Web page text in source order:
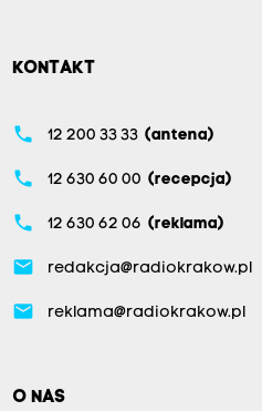
KONTAKT
phone 12 200 33 33 (antena)
phone 12 630 60 00 (recepcja)
phone 12 630 62 06 (reklama)
email redakcja@radiokrakow.pl
email reklama@radiokrakow.pl
O NAS